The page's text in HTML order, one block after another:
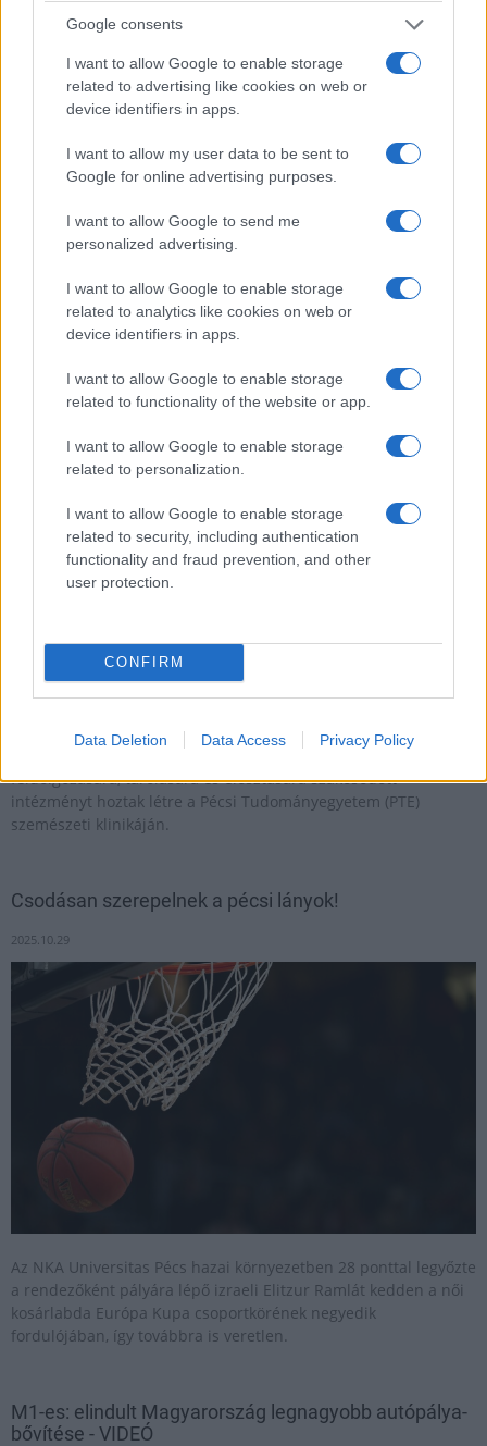
Google consents
I want to allow Google to enable storage
related to advertising like cookies on web or
device identifiers in apps.
I want to allow my user data to be sent to
Google for online advertising purposes.
I want to allow Google to send me
personalized advertising.
I want to allow Google to enable storage
related to analytics like cookies on web or
device identifiers in apps.
I want to allow Google to enable storage
related to functionality of the website or app.
I want to allow Google to enable storage
related to personalization.
I want to allow Google to enable storage
related to security, including authentication
functionality and fraud prevention, and other
user protection.
CONFIRM
Data Deletion Data Access Privacy Policy
Óriási segítséget jelent az új intézmény a
2024.09.22
A szaruhártya-transzplantációra váró betegek gyorsabb
ellátását szolgáló, a szaruhártyaszövet-adományok gyűjtésére,
feldolgozására, tárolására és elosztására szakosodott
intézményt hoztak létre a Pécsi Tudományegyetem (PTE)
szemészeti klinikáján.
Csodásan szerepelnek a pécsi lányok!
2025.10.29
Az NKA Universitas Pécs hazai környezetben 28 ponttal legyőzte
a rendezőként pályára lépő izraeli Elitzur Ramlát kedden a női
kosárlabda Európa Kupa csoportkörének negyedik
fordulójában, így továbbra is veretlen.
M1-es: elindult Magyarország legnagyobb autópálya-
bővítése - VIDEÓ